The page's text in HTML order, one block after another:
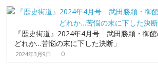
『歴史街道』2024年4月号 武田勝頼・御
どれか…苦悩の末に下した決断」
2024年3月9日 0